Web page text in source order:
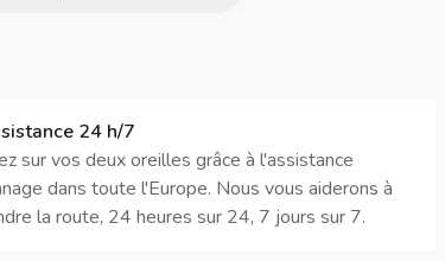
24 h/7
sur vos deux oreilles grâce à l'assistance
dans toute l'Europe. Nous vous aiderons à
la route, 24 heures sur 24, 7 jours sur 7.